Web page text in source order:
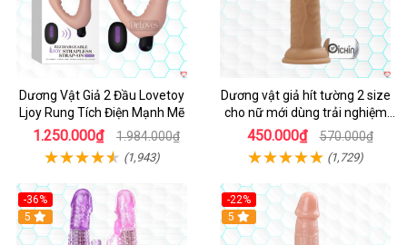
Dương Vật Giả 2 Đầu Lovetoy
Ljoy Rung Tích Điện Mạnh Mẽ
1.250.000₫ 1.984.000₫
(1,943)
Dương vật giả hít tường 2 size
cho nữ mới dùng trải nghiệm
thật
450.000₫ 570.000₫
(1,729)
-36%
Hot
5
-22%
Hot
5